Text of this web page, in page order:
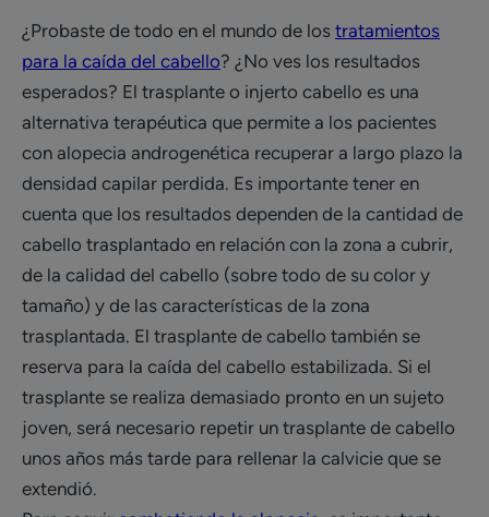
¿Probaste de todo en el mundo de los tratamientos
para la caída del cabello? ¿No ves los resultados
esperados? El trasplante o injerto cabello es una
alternativa terapéutica que permite a los pacientes
con alopecia androgenética recuperar a largo plazo la
densidad capilar perdida. Es importante tener en
cuenta que los resultados dependen de la cantidad de
cabello trasplantado en relación con la zona a cubrir,
de la calidad del cabello (sobre todo de su color y
tamaño) y de las características de la zona
trasplantada. El trasplante de cabello también se
reserva para la caída del cabello estabilizada. Si el
trasplante se realiza demasiado pronto en un sujeto
joven, será necesario repetir un trasplante de cabello
unos años más tarde para rellenar la calvicie que se
extendió.